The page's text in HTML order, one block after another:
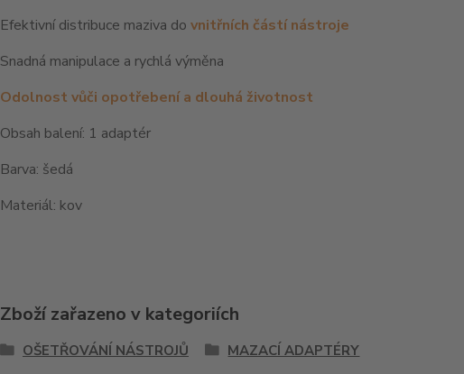
Efektivní distribuce maziva do vnitřních částí nástroje
Snadná manipulace a rychlá výměna
Odolnost vůči opotřebení a dlouhá životnost
Obsah balení: 1 adaptér
Barva: šedá
Materiál: kov
Zboží zařazeno v kategoriích
OŠETŘOVÁNÍ NÁSTROJŮ MAZACÍ ADAPTÉRY